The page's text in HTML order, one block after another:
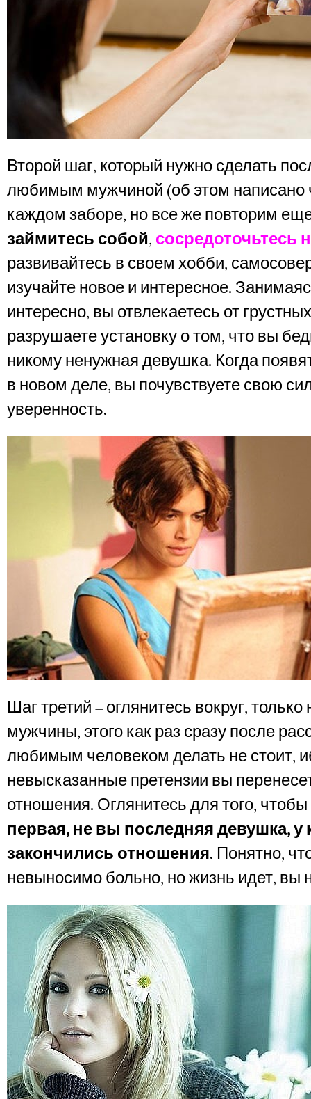
Второй шаг, который нужно сделать
любимым мужчиной (об этом написано
каждом заборе, но все же повторим
займитесь собой, сосредоточьтесь
развивайтесь в своем хобби,
изучайте новое и интересное.
интересно, вы отвлекаетесь от
разрушаете установку о том, что вы
никому ненужная девушка. Когда
в новом деле, вы почувствуете свою
уверенность.
Шаг третий – оглянитесь вокруг, только
мужчины, этого как раз сразу после
любимым человеком делать не стоит,
невысказанные претензии вы
отношения. Оглянитесь для того,
первая, не вы последняя девушка, у
закончились отношения. Понятно,
невыносимо больно, но жизнь идет, вы